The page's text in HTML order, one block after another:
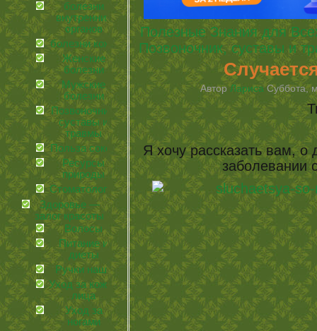
болезни
внутренних
органов
болезни кожи
Женские
болезни
Мужские
болезни
Позвоночник,
суставы и
травмы
Польза соков
Ресурсы
природы
Стоматология
Здоровье —
залог красоты
Волосы
Питание и
диеты
Ручки наши
Уход за кожей
лица
Уход за
ногами
Полезные Знания для
Позвоночник, суставы и
АвторЛарисаСуббота,
Я хочу рассказать вам,
заболевании